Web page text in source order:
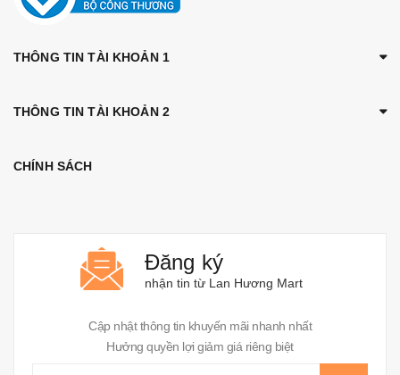
THÔNG TIN TÀI KHOẢN 1
THÔNG TIN TÀI KHOẢN 2
CHÍNH SÁCH
Đăng ký
nhận tin từ Lan Hương Mart
Cập nhật thông tin khuyến mãi nhanh nhất
Hưởng quyền lợi giảm giá riêng biệt